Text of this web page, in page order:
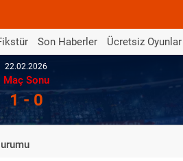
Son Haberler Ücretsiz Oyunlar
22.02.2026
Maç Sonu
1 - 0